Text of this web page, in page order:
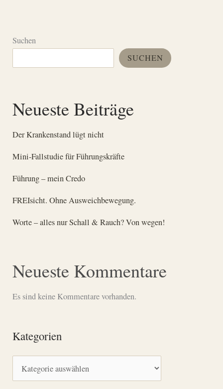
Suchen
SUCHEN
Neueste Beiträge
Der Krankenstand lügt nicht
Mini-Fallstudie für Führungskräfte
Führung – mein Credo
FREIsicht. Ohne Ausweichbewegung.
Worte – alles nur Schall & Rauch? Von wegen!
Neueste Kommentare
Es sind keine Kommentare vorhanden.
Kategorien
a